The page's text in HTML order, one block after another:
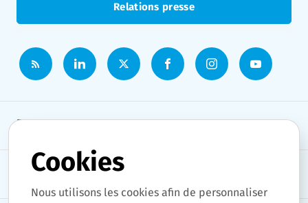
Relations presse
Espace presse
Thèmes
Cookies
Nous utilisons les cookies afin de personnaliser